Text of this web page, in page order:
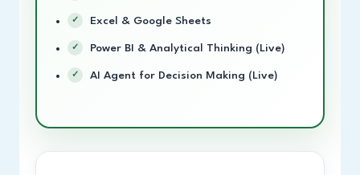
Excel & Google Sheets
Power BI & Analytical Thinking (Live)
AI Agent for Decision Making (Live)